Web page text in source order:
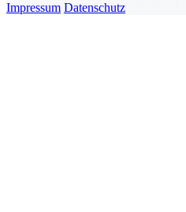
Impressum Datenschutz